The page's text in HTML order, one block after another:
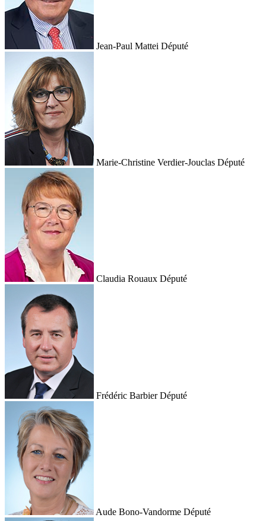
Jean-Paul Mattei Député
Marie-Christine Verdier-Jouclas Député
Claudia Rouaux Député
Frédéric Barbier Député
Aude Bono-Vandorme Député